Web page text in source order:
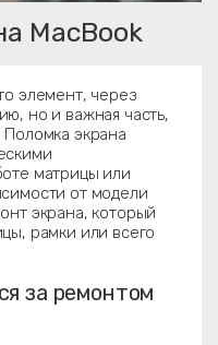
MacBook
элемент, через
но и важная часть,
экрана
матрицы или
от модели
экрана, который
рамки или всего
за ремонтом